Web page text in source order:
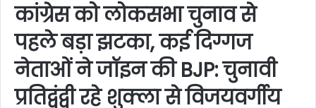
कांग्रेस को लोकसभा चुनाव से
पहले बड़ा झटका, कई दिग्गज
नेताओं ने जॉइन की BJP: चुनावी
प्रतिद्वंद्वी रहे शुक्ला से विजयवर्गीय